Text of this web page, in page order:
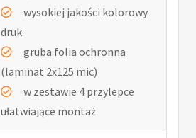
wysokiej jakości kolorowy
druk
gruba folia ochronna
(laminat 2x125 mic)
w zestawie 4 przylepce
ułatwiające montaż